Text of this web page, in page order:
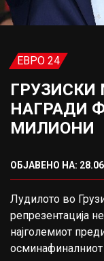
ЕВРО 24
ГРУЗИСКИ
НАГРАДИ
МИЛИОНИ
ОБЈАВЕНО НА:
Лудилото во
репрезентација
најголемиот